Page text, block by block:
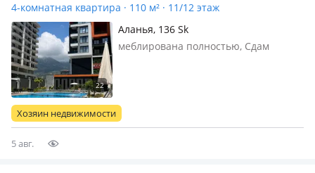
4-комнатная квартира · 110 м² · 11/12 этаж
Аланья, 136 Sk
меблирована полностью, Сдам
торговый центр, субботний рынок,
школа, море в 10 минутах. шикарный
Хозяин недвижимости
5 авг.